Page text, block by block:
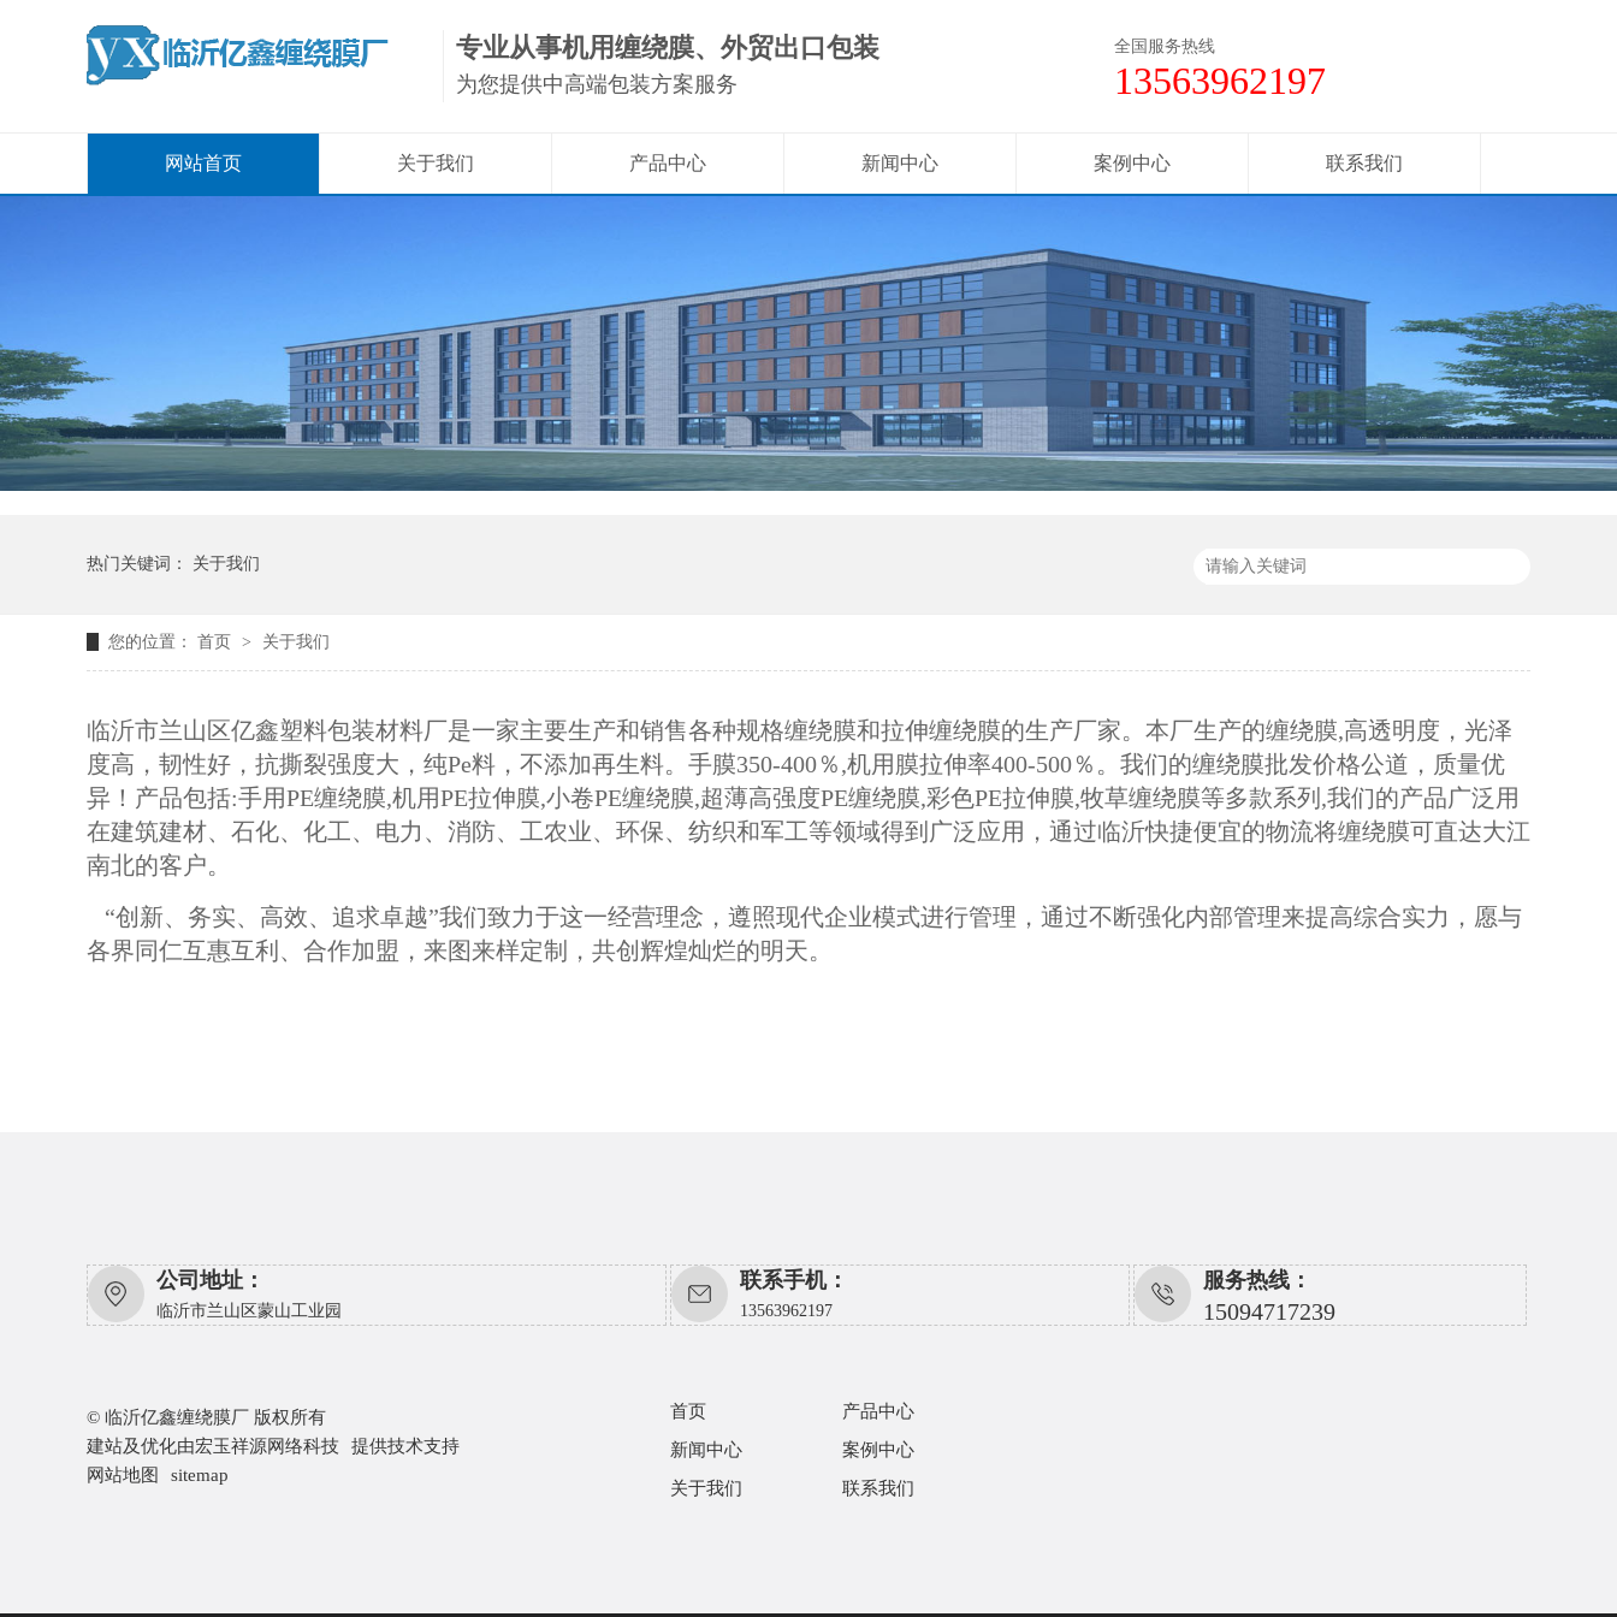
专业从事机用缠绕膜、外贸出口包装
为您提供中高端包装方案服务
全国服务热线
13563962197
网站首页 关于我们 产品中心 新闻中心 案例中心 联系我们
热门关键词： 关于我们
您的位置： 首页 > 关于我们
临沂市兰山区亿鑫塑料包装材料厂是一家主要生产和销售各种规格缠绕膜和拉伸缠绕膜的生产厂家。本厂生产的缠绕膜,高透明度，光泽
度高，韧性好，抗撕裂强度大，纯Pe料，不添加再生料。手膜350-400％,机用膜拉伸率400-500％。我们的缠绕膜批发价格公道，质量优
异！产品包括:手用PE缠绕膜,机用PE拉伸膜,小卷PE缠绕膜,超薄高强度PE缠绕膜,彩色PE拉伸膜,牧草缠绕膜等多款系列,我们的产品广泛用
在建筑建材、石化、化工、电力、消防、工农业、环保、纺织和军工等领域得到广泛应用，通过临沂快捷便宜的物流将缠绕膜可直达大江
南北的客户。
“创新、务实、高效、追求卓越”我们致力于这一经营理念，遵照现代企业模式进行管理，通过不断强化内部管理来提高综合实力，愿与
各界同仁互惠互利、合作加盟，来图来样定制，共创辉煌灿烂的明天。
公司地址：
临沂市兰山区蒙山工业园
联系手机：
13563962197
服务热线：
15094717239
© 临沂亿鑫缠绕膜厂 版权所有
建站及优化由宏玉祥源网络科技
提供技术支持
网站地图
sitemap
首页
产品中心
新闻中心
案例中心
关于我们
联系我们